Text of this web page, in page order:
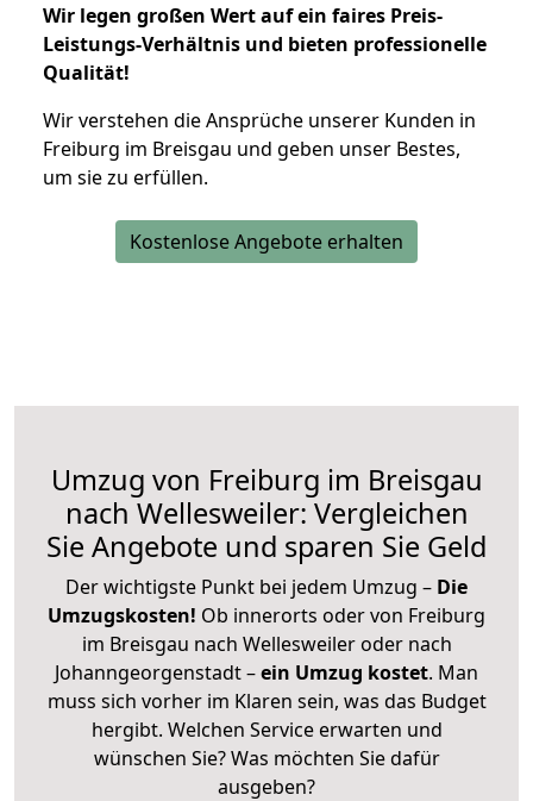
Wir legen großen Wert auf ein faires Preis-
Leistungs-Verhältnis und bieten professionelle
Qualität!
Wir verstehen die Ansprüche unserer Kunden in
Freiburg im Breisgau und geben unser Bestes,
um sie zu erfüllen.
Kostenlose Angebote erhalten
Umzug von Freiburg im Breisgau
nach Wellesweiler: Vergleichen
Sie Angebote und sparen Sie Geld
Der wichtigste Punkt bei jedem Umzug – Die
Umzugskosten! Ob innerorts oder von Freiburg
im Breisgau nach Wellesweiler oder nach
Johanngeorgenstadt –ein Umzug kostet. Man
muss sich vorher im Klaren sein, was das Budget
hergibt. Welchen Service erwarten und
wünschen Sie? Was möchten Sie dafür
ausgeben?